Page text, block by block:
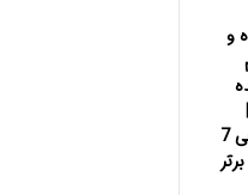
و
معرفی 7